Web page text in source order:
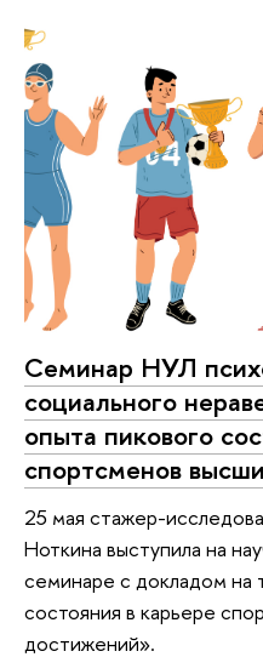
Семинар НУЛ
социального
опыта пикового
спортсменов
25 мая стажер-
Ноткина выступила на
семинаре с докладом на
состояния в карьере
достижений».